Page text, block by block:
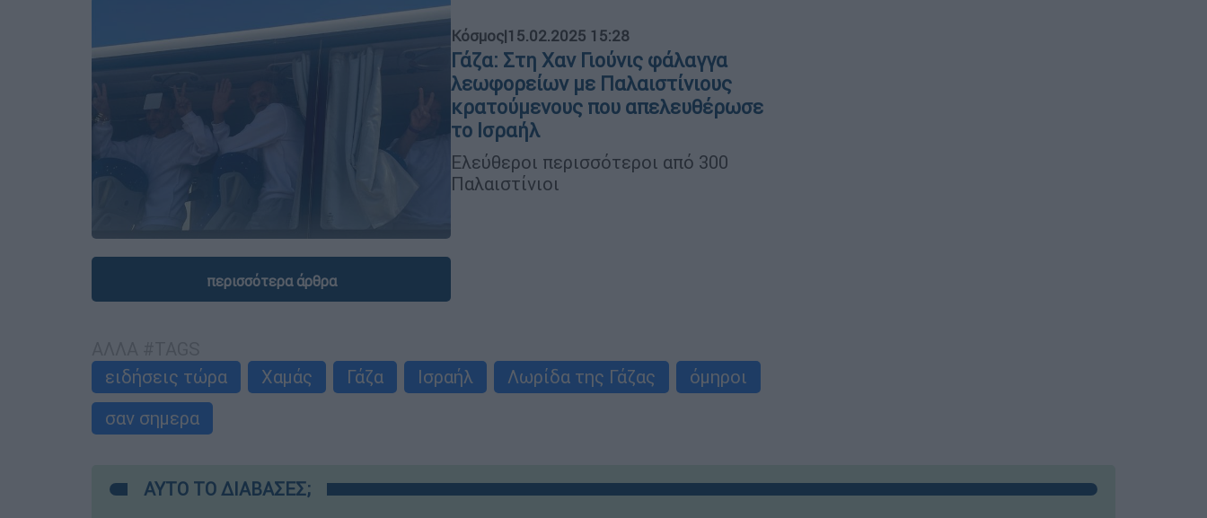
Κόσμος|15.02.2025 15:28
Γάζα: Στη Χαν Γιούνις φάλαγγα
λεωφορείων με Παλαιστίνιους
κρατούμενους που απελευθέρωσε
το Ισραήλ
Ελεύθεροι περισσότεροι από 300
Παλαιστίνιοι
περισσότερα άρθρα
ειδήσεις τώρα
Χαμάς Γάζα Ισραήλ Λωρίδα της Γάζας
όμηροι
σαν σημερα
ΑΥΤΟ ΤΟ ΔΙΑΒΑΣΕΣ;